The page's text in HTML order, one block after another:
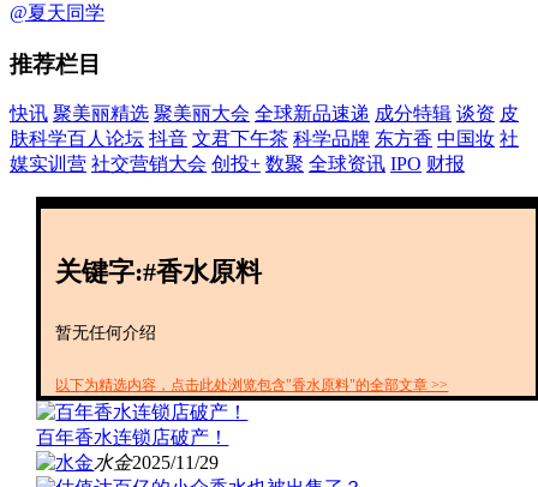
中国妆
实训营
创投+
@夏天同学
推荐栏目
快讯 聚美丽精选 聚美丽大会 全球新品速递 成分特辑 谈资 皮
肤科学百人论坛 抖音 文君下午茶 科学品牌 东方香 中国妆 社
媒实训营 社交营销大会 创投+ 数聚 全球资讯 IPO 财报
关键字:#香水原料
暂无任何介绍
以下为精选内容，点击此处浏览包含"香水原料"的全部文章 >>
百年香水连锁店破产！
水金2025/11/29